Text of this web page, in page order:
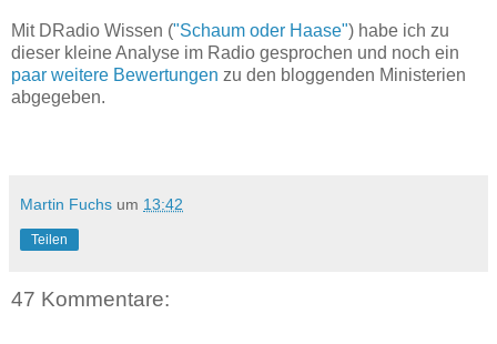
Mit DRadio Wissen ("Schaum oder Haase") habe ich zu
dieser kleine Analyse im Radio gesprochen und noch ein
paar weitere Bewertungen zu den bloggenden Ministerien
abgegeben.
Martin Fuchs um 13:42
Teilen
47 Kommentare: